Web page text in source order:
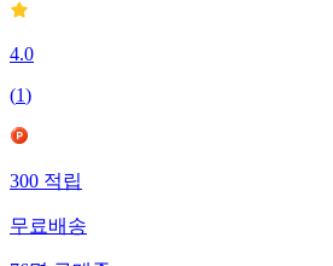
4.0
(1)
300적립
무료배송